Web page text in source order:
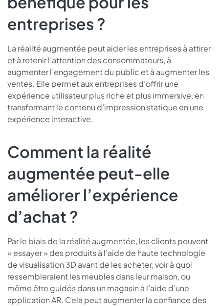
entreprises ?
La réalité augmentée peut aider les entreprises à attirer
et à retenir l’attention des consommateurs, à
augmenter l’engagement du public et à augmenter les
ventes. Elle permet aux entreprises d’offrir une
expérience utilisateur plus riche et plus immersive, en
transformant le contenu d’impression statique en une
expérience interactive.
Comment la réalité
augmentée peut-elle
améliorer l’expérience
d’achat ?
Par le biais de la réalité augmentée, les clients peuvent
« essayer » des produits à l’aide de haute technologie
de visualisation 3D avant de les acheter, voir à quoi
ressembleraient les meubles dans leur maison, ou
même être guidés dans un magasin à l’aide d’une
application AR. Cela peut augmenter la confiance des